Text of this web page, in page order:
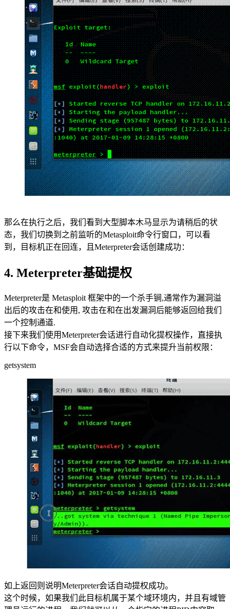
那么在执行之后，我们看到大型脚本木马显示为请稍后的状
态，我们切换到之前监听的Metasploit命令行窗口，可以看
到，目标机正在回连，且Meterpreter会话创建成功：
4. Meterpreter基础提权
Meterpreter是 Metasploit 框架中的一个杀手锏,通常作为漏洞溢
出后的攻击在和使用, 攻击在和在出发漏洞后能够返回给我们
一个控制通道.
接下来我们使用Meterpreter会话进行自动化提权操作，直接执
行以下命令，MSF会自动选择合适的方式来提升当前权限：
getsystem
如上返回则说明Meterpreter会话自动提权成功。
这个时候，如果我们此目标机属于某个域环境内，并且有域管